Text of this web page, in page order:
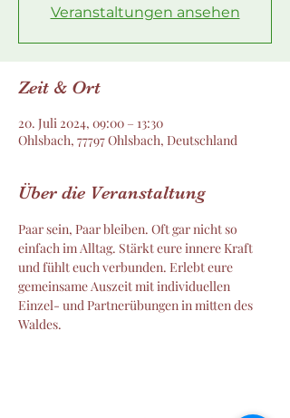
Veranstaltungen ansehen
Zeit & Ort
20. Juli 2024, 09:00 – 13:30
Ohlsbach, 77797 Ohlsbach, Deutschland
Über die Veranstaltung
Paar sein, Paar bleiben. Oft gar nicht so
einfach im Alltag. Stärkt eure innere Kraft
und fühlt euch verbunden. Erlebt eure
gemeinsame Auszeit mit individuellen
Einzel- und Partnerübungen in mitten des
Waldes.